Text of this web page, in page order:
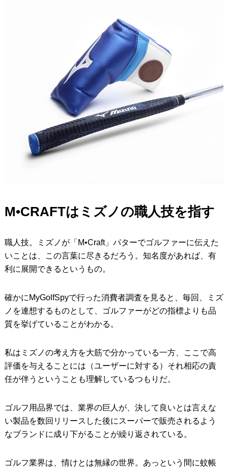
M•CRAFTはミズノの職人技を指す
職人技。ミズノが「M•Craft」パターでゴルファーに伝えた
いことは、この言葉に尽きるだろう。知名度があれば、有
利に展開できるというもの。
確かにMyGolfSpyで行った消費者調査を見ると、毎回、ミズ
ノを連想するものとして、ゴルファーがどの指標よりも品
質を挙げていることがわかる。
私はミズノの考え方を大筋で分かっている一方、ここで高
評価を与えることには（ユーザーに対する）それ相応の責
任が伴うということも理解しているつもりだ。
ゴルフ用品界では、業界の巨人が、決して良いとは言えな
い製品を数回リリースした後にスーパーで販売されるよう
なブランドに成り下がることが繰り返されている。
ゴルフ業界は、情けとは無縁の世界。あっという間に蚊帳